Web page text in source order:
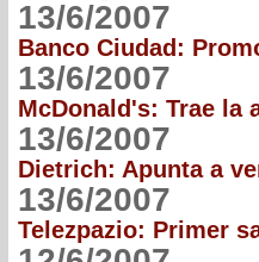
13/6/2007
Banco Ciudad:
13/6/2007
McDonald's: Trae la
13/6/2007
Dietrich: Apunta a
13/6/2007
Telezpazio: Primer